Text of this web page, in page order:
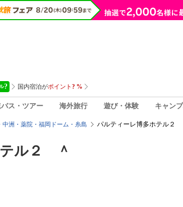
ス・ツアー 海外旅行 遊び・体験 キャン
中洲・薬院・福岡ドーム・糸島 パルティーレ博多ホテル２
ル２ ＾